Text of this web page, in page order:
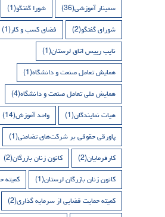
سمینار آموزشی(36) شورا گفتگو(1)
شورای گفتگو(2) فضای کسب و کار(1)
نایب رییس اتاق لرستان(1)
همایش تعامل صنعت و دانشگاه(1)
همایش ملی تعامل صنعت و دانشگاه(4)
هیات نمایندگان(1) واحد آموزش(14)
پاورقی حقوقی بر شرکت‌های تضامنی(1)
کارفرمایان(2) کانون زنان بازرگان(2)
کانون زنان بازرگان لرستان(1) کمیته
کمیته حمایت قضایی از سرمایه گذاری(2)